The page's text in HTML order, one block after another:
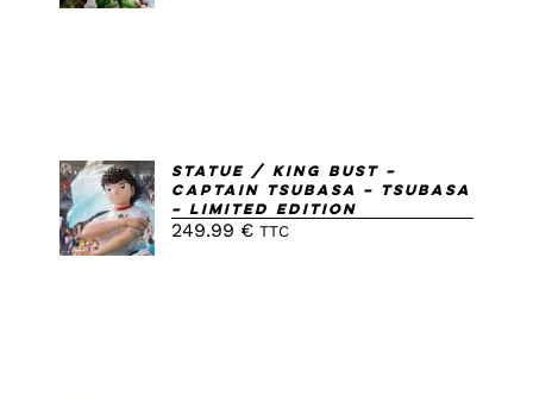
DETAILS
AJOUTER
AU
PANIER
/
DETAILS
Statue / King Bust –
Captain Tsubasa – Tsubasa
– Limited Edition
249.99 € TTC